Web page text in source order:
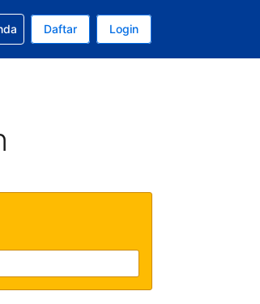
ini adalah Rupiah Indonesia
ini adalah Bahasa Indonesia
pemesanan Anda
Daftar Login